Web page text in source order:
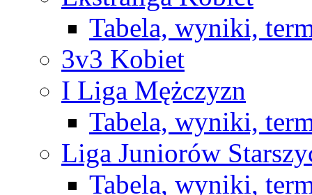
Tabela, wyniki,
3v3 Kobiet
I Liga Mężczyzn
Tabela, wyniki,
Liga Juniorów
Tabela, wyniki,